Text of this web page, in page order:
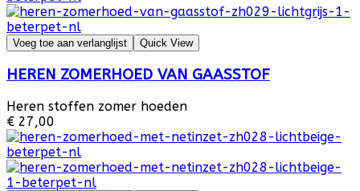
Voeg toe aan verlanglijst Quick View
HEREN ZOMERHOED VAN GAASSTOF
Heren stoffen zomer hoeden
€ 27,00